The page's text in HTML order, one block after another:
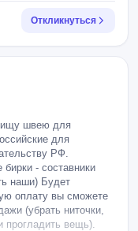
Откликнуться
ищу швею для
для
РФ.
- составники
наши) Будет
оплату вы сможете
(убрать ниточки,
прогладить вещь).